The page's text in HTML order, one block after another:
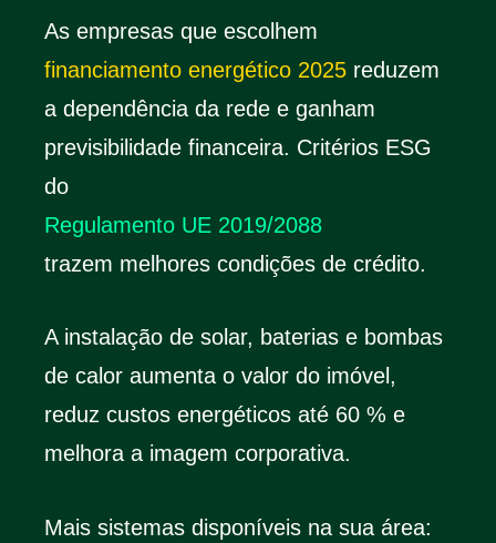
As empresas que escolhem
financiamento energético 2025 reduzem
a dependência da rede e ganham
previsibilidade financeira. Critérios ESG
do
Regulamento UE 2019/2088
trazem melhores condições de crédito.
A instalação de solar, baterias e bombas
de calor aumenta o valor do imóvel,
reduz custos energéticos até 60 % e
melhora a imagem corporativa.
Mais sistemas disponíveis na sua área: